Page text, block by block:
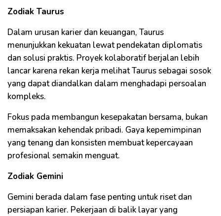
Zodiak Taurus
Dalam urusan karier dan keuangan, Taurus
menunjukkan kekuatan lewat pendekatan diplomatis
dan solusi praktis. Proyek kolaboratif berjalan lebih
lancar karena rekan kerja melihat Taurus sebagai sosok
yang dapat diandalkan dalam menghadapi persoalan
kompleks.
Fokus pada membangun kesepakatan bersama, bukan
memaksakan kehendak pribadi. Gaya kepemimpinan
yang tenang dan konsisten membuat kepercayaan
profesional semakin menguat.
Zodiak Gemini
Gemini berada dalam fase penting untuk riset dan
persiapan karier. Pekerjaan di balik layar yang